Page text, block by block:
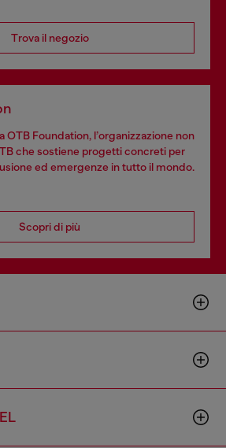
Trova il negozio
OTB Foundation, l’organizzazione non
che sostiene progetti concreti per
ed emergenze in tutto il mondo.
Scopri di più